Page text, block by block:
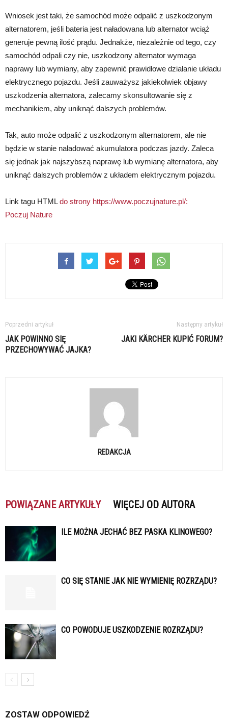
Wniosek jest taki, że samochód może odpalić z uszkodzonym
alternatorem, jeśli bateria jest naładowana lub alternator wciąż
generuje pewną ilość prądu. Jednakże, niezależnie od tego, czy
samochód odpali czy nie, uszkodzony alternator wymaga
naprawy lub wymiany, aby zapewnić prawidłowe działanie układu
elektrycznego pojazdu. Jeśli zauważysz jakiekolwiek objawy
uszkodzenia alternatora, zalecamy skonsultowanie się z
mechanikiem, aby uniknąć dalszych problemów.
Tak, auto może odpalić z uszkodzonym alternatorem, ale nie
będzie w stanie naładować akumulatora podczas jazdy. Zaleca
się jednak jak najszybszą naprawę lub wymianę alternatora, aby
uniknąć dalszych problemów z układem elektrycznym pojazdu.
Link tagu HTMLdo strony https://www.poczujnature.pl/:
Poczuj Nature
Poprzedni artykuł
JAK POWINNO SIĘ
PRZECHOWYWAĆ JAJKA?
Następny artykuł
JAKI KÄRCHER KUPIĆ FORUM?
REDAKCJA
POWIĄZANE ARTYKUŁY WIĘCEJ OD AUTORA
ILE MOŻNA JECHAĆ BEZ PASKA KLINOWEGO?
CO SIĘ STANIE JAK NIE WYMIENIĘ ROZRZĄDU?
CO POWODUJE USZKODZENIE ROZRZĄDU?
ZOSTAW ODPOWIEDŹ